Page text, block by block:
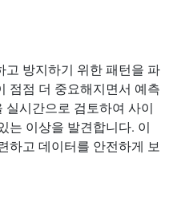
고 방지하기 위한 패턴을 파
점점 더 중요해지면서 예측
실시간으로 검토하여 사이
는 이상을 발견합니다. 이
하고 데이터를 안전하게 보